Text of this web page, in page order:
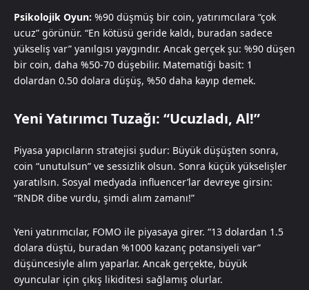
Psikolojik Oyun: %90 düşmüş bir coin, yatırımcılara “çok
ucuz” görünür. “En kötüsü geride kaldı, buradan sadece
yükseliş var” yanılgısı yaygındır. Ancak gerçek şu: %90 düşen
bir coin, daha %50-70 düşebilir. Matematiği basit: 1
dolardan 0.50 dolara düşüş, %50 daha kayıp demek.
Yeni Yatırımcı Tuzağı: “Ucuzladı, Al!”
Piyasa yapıcıların stratejisi şudur: Büyük düşüşten sonra,
coin “unutulsun” ve sessizlik olsun. Sonra küçük yükselişler
yaratılsın. Sosyal medyada influencer’lar devreye girsin:
“RNDR dibe vurdu, şimdi alım zamanı!”
Yeni yatırımcılar, FOMO ile piyasaya girer. “13 dolardan 1.5
dolara düştü, buradan %1000 kazanç potansiyeli var”
düşüncesiyle alım yaparlar. Ancak gerçekte, büyük
oyuncular için çıkış likiditesi sağlamış olurlar.